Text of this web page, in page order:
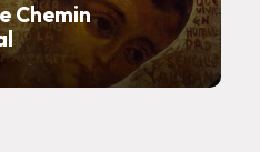
Chemin